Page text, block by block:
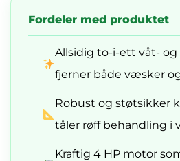
Fordeler med produktet
Allsidig to-i-ett våt-
fjerner både væsker
Robust og støtsikker
tåler røff behandling i
Kraftig 4 HP motor